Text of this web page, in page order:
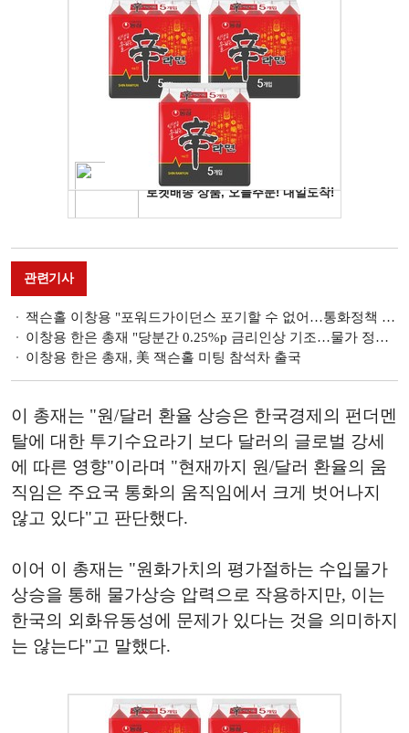
관련기사
잭슨홀 이창용 "포워드가이던스 포기할 수 없어…통화정책 운용 신축성 확보 노력"
이창용 한은 총재 "당분간 0.25%p 금리인상 기조…물가 정점 앞당겨 질 수 있어" [일문일답]
이창용 한은 총재, 美 잭슨홀 미팅 참석차 출국
이 총재는 "원/달러 환율 상승은 한국경제의 펀더멘
탈에 대한 투기수요라기 보다 달러의 글로벌 강세
에 따른 영향"이라며 "현재까지 원/달러 환율의 움
직임은 주요국 통화의 움직임에서 크게 벗어나지
않고 있다"고 판단했다.
이어 이 총재는 "원화가치의 평가절하는 수입물가
상승을 통해 물가상승 압력으로 작용하지만, 이는
한국의 외화유동성에 문제가 있다는 것을 의미하지
는 않는다"고 말했다.